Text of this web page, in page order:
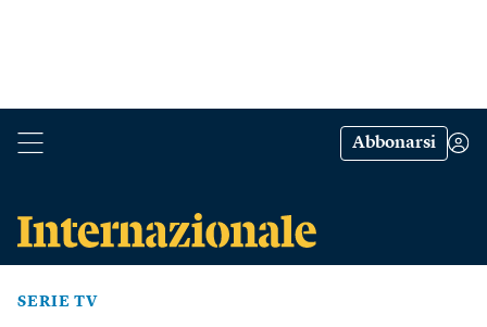
Abbonarsi
SERIE TV